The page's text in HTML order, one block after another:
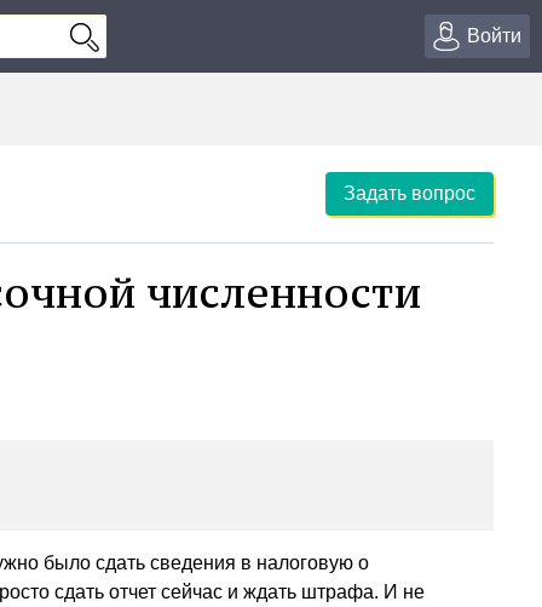
Войти
Задать вопрос
численности
было сдать сведения в налоговую о
сдать отчет сейчас и ждать штрафа. И не